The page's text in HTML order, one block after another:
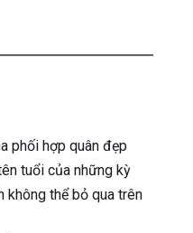
phối hợp quân đẹp
tuổi của những kỳ
không thể bỏ qua trên